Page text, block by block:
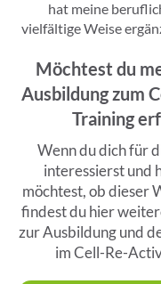
hat meine
vielfältige Weise
Möchtest du
Ausbildung zum
Training
Wenn du dich für
interessierst und
möchtest, ob dieser
findest du hier
zur Ausbildung und
im Cell-Re-